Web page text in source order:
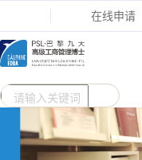
在线申请